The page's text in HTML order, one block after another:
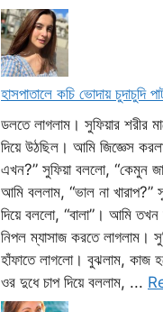
হাসপাতালে কচি ভোদায় চুদাচুদি
ডলতে লাগলাম। সুফিয়ার শরীর
দিয়ে উঠছিল। আমি জিজ্ঞেস
এখন?” সুফিয়া বললো, “কেমুন
আমি বললাম, “ভাল না খারাপ?”
দিয়ে বললো, “বালা”। আমি
নিপল ম্যাসাজ করতে লাগলাম।
হাঁফাতে লাগলো। বুঝলাম, কাজ
ওর দুধে চাপ দিয়ে বললাম, ...